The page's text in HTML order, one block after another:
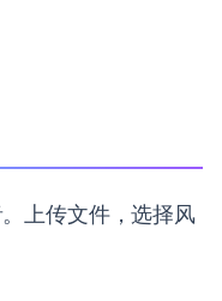
上传文件，选择风